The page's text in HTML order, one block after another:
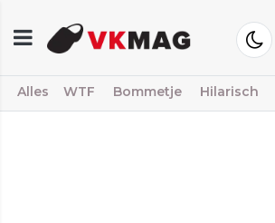
Alles WTF Bommetje Hilarisch